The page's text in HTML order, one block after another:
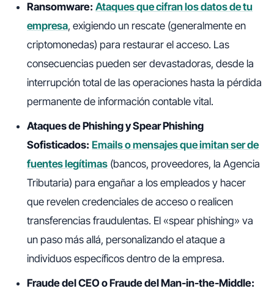
Ransomware: Ataques que cifran los datos de tu
empresa, exigiendo un rescate (generalmente en
criptomonedas) para restaurar el acceso. Las
consecuencias pueden ser devastadoras, desde la
interrupción total de las operaciones hasta la pérdida
permanente de información contable vital.
Ataques de Phishing y Spear Phishing
Sofisticados: Emails o mensajes que imitan ser de
fuentes legítimas (bancos, proveedores, la Agencia
Tributaria) para engañar a los empleados y hacer
que revelen credenciales de acceso o realicen
transferencias fraudulentas. El «spear phishing» va
un paso más allá, personalizando el ataque a
individuos específicos dentro de la empresa.
Fraude del CEO o Fraude del Man-in-the-Middle: